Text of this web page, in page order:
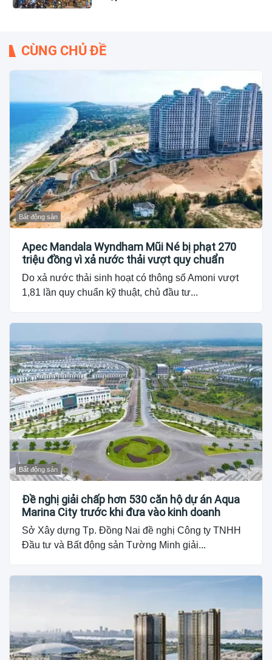
CÙNG CHỦ ĐỀ
Bất động sản
Apec Mandala Wyndham Mũi Né bị phạt 270
triệu đồng vì xả nước thải vượt quy chuẩn
Do xả nước thải sinh hoạt có thông số Amoni vượt
1,81 lần quy chuẩn kỹ thuật, chủ đầu tư...
Bất động sản
Đề nghị giải chấp hơn 530 căn hộ dự án Aqua
Marina City trước khi đưa vào kinh doanh
Sở Xây dựng Tp. Đồng Nai đề nghị Công ty TNHH
Đầu tư và Bất động sản Tường Minh giải...